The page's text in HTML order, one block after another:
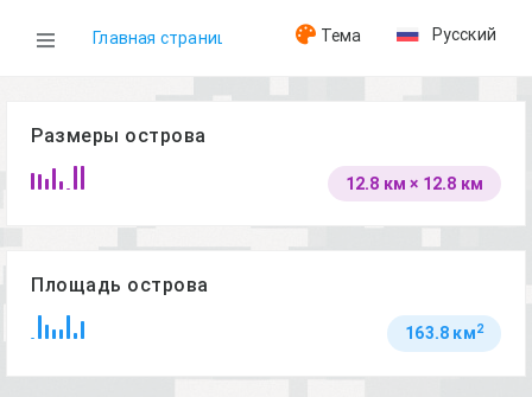
Главная страница Тема Русский
Размеры острова
12.8 км × 12.8 км
Площадь острова
163.8 км2